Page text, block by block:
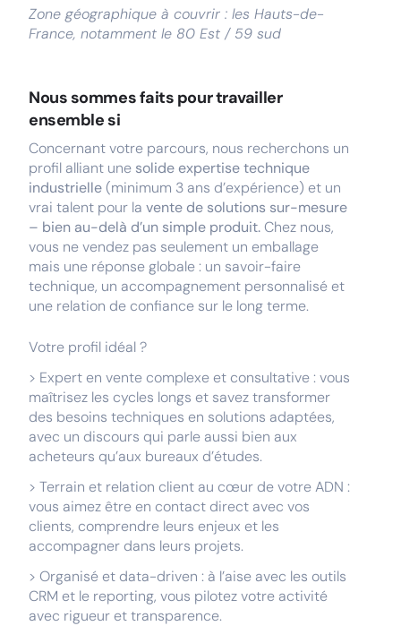
Zone géographique à couvrir : les Hauts-de-
France, notamment le 80 Est / 59 sud
Nous sommes faits pour travailler
ensemble si
Concernant votre parcours, nous recherchons un
profil alliant une solide expertise technique
industrielle(minimum 3 ans d’expérience) et un
vrai talent pour la vente de solutions sur-mesure
– bien au-delà d’un simple produit.Chez nous,
vous ne vendez pas seulement un emballage
mais une réponse globale : un savoir-faire
technique, un accompagnement personnalisé et
une relation de confiance sur le long terme.
Votre profil idéal ?
> Expert en vente complexe et consultative : vous
maîtrisez les cycles longs et savez transformer
des besoins techniques en solutions adaptées,
avec un discours qui parle aussi bien aux
acheteurs qu’aux bureaux d’études.
> Terrain et relation client au cœur de votre ADN :
vous aimez être en contact direct avec vos
clients, comprendre leurs enjeux et les
accompagner dans leurs projets.
> Organisé et data-driven : à l’aise avec les outils
CRM et le reporting, vous pilotez votre activité
avec rigueur et transparence.